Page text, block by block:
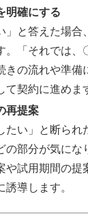
明確にする
」と答えた場合
。「それでは、
きの流れや準備
て契約に進めま
再提案
たい」と断られ
の部分が気にな
や試用期間の提
誘導します。